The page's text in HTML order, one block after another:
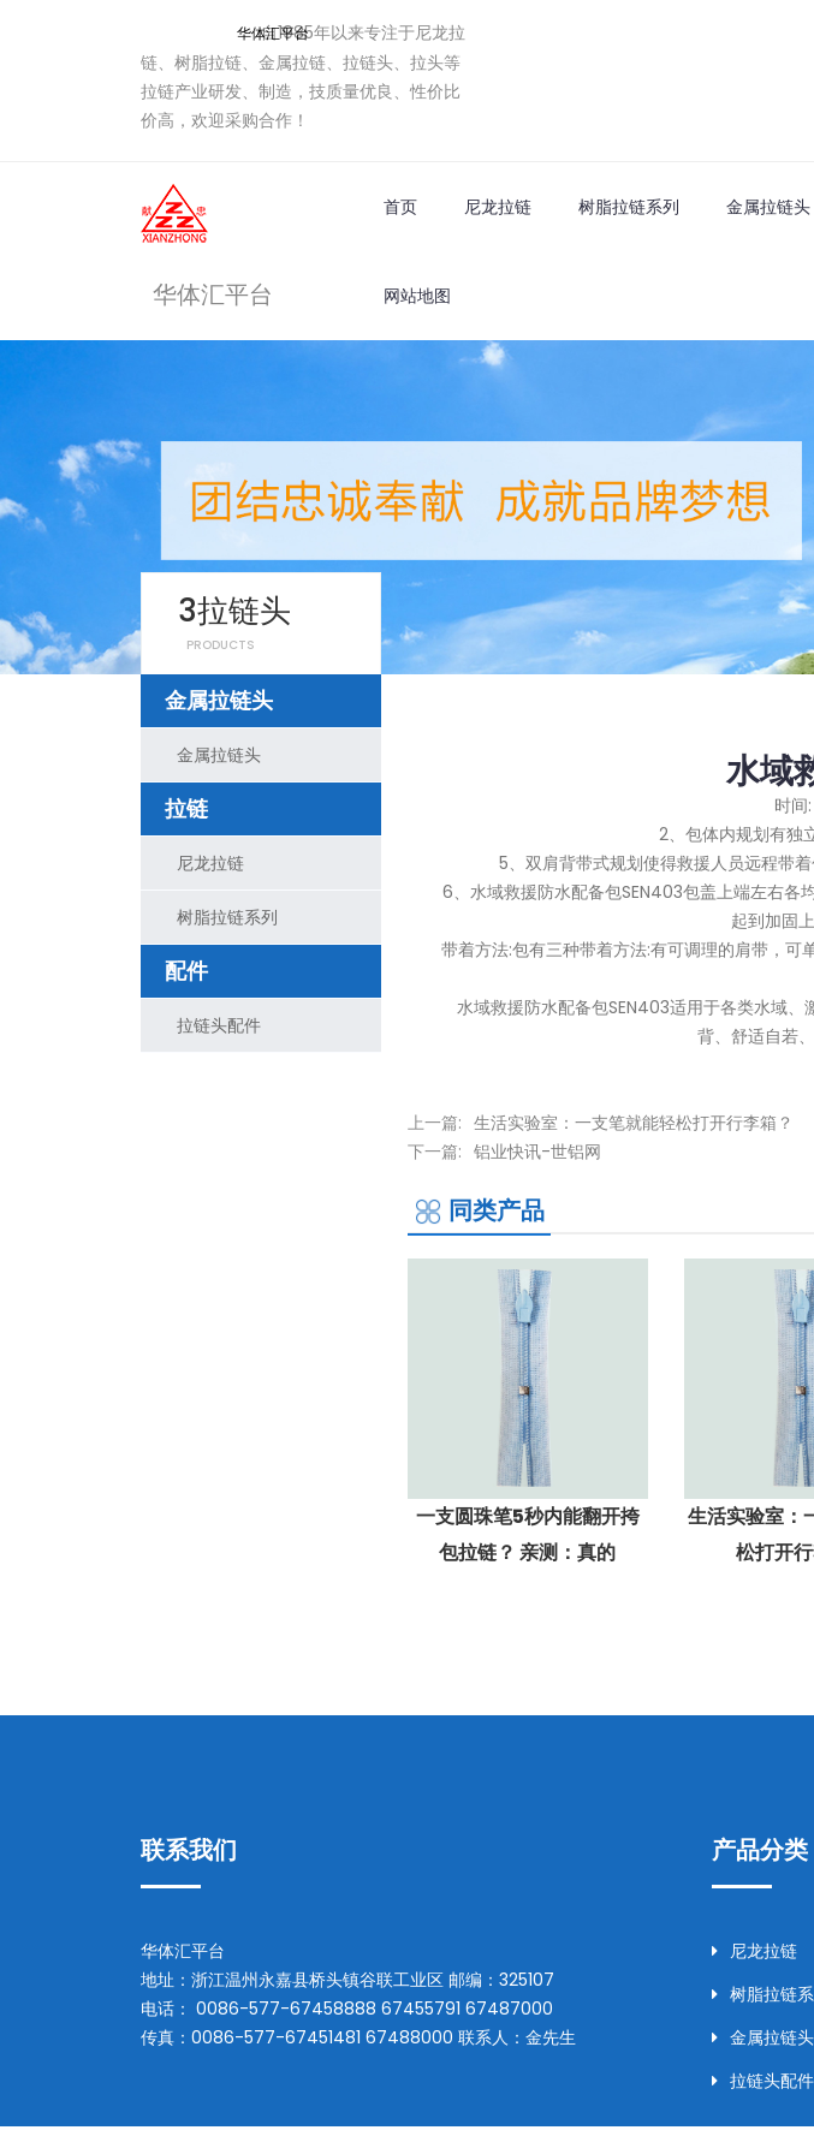
华体汇平台
自1985年以来专注于尼龙拉
链、树脂拉链、金属拉链、拉链头、拉头等
拉链产业研发、制造，技质量优良、性价比
价高，欢迎采购合作！
华体汇平台
首页 尼龙拉链 树脂拉链系列 金属拉链头
网站地图
3拉链头
PRODUCTS
金属拉链头
金属拉链头
拉链
尼龙拉链
树脂拉链系列
配件
拉链头配件
水域
时
2、包体内规划有独立
5、双肩背带式规划使得救援人员远程带着
6、水域救援防水配备包SEN403包盖上端左右各
起到加固
带着方法:包有三种带着方法:有可调理的肩带，可
水域救援防水配备包SEN403适用于各类水域、
背、舒适自若
上一篇: 生活实验室：一支笔就能轻松打开行李箱？
下一篇: 铝业快讯-世铝网
同类产品
一支圆珠笔5秒内能翻开挎
包拉链？ 亲测：真的
生活实验室：
松打开
联系我们
华体汇平台
地址： 浙江温州永嘉县桥头镇谷联工业区 邮编： 325107
电话： 0086-577-67458888 67455791 67487000
传真： 0086-577-67451481 67488000 联系人： 金先生
产品分类
尼龙拉链
树脂拉链
金属拉链头
拉链头配件